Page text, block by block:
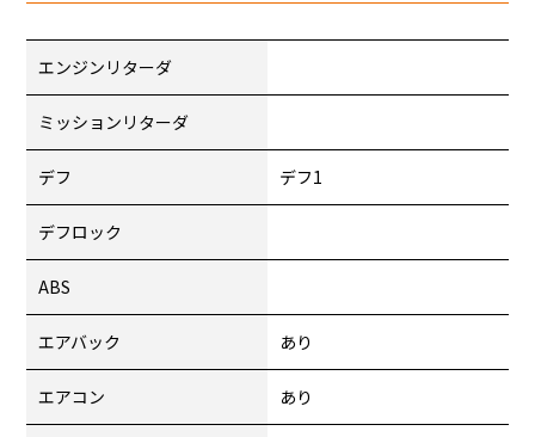
エンジンリターダ
ミッションリターダ
デフ デフ1
デフロック
ABS
エアバック あり
エアコン あり